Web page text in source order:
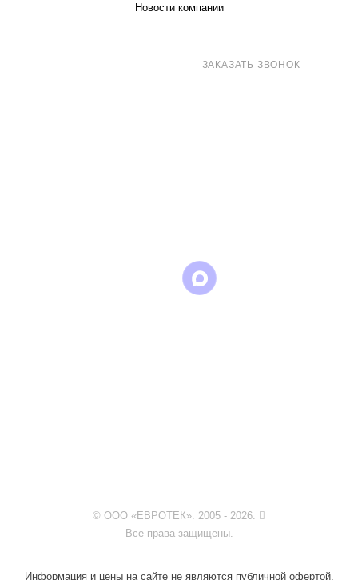
Новости компании
ЗАКАЗАТЬ ЗВОНОК
© ООО «ЕВРОТЕК». 2005 - 2026.
Все права защищены.
Информация и цены на сайте не являются публичной офертой.